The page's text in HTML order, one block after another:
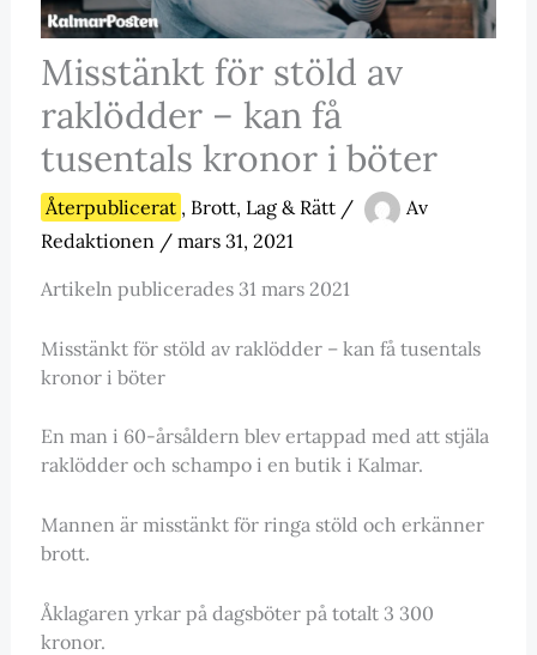
Misstänkt för stöld av
raklödder – kan få
tusentals kronor i böter
Återpublicerat , Brott, Lag & Rätt/
Av
Redaktionen / mars 31, 2021
Artikeln publicerades 31 mars 2021
Misstänkt för stöld av raklödder – kan få tusentals
kronor i böter
En man i 60-årsåldern blev ertappad med att stjäla
raklödder och schampo i en butik i Kalmar.
Mannen är misstänkt för ringa stöld och erkänner
brott.
Åklagaren yrkar på dagsböter på totalt 3 300
kronor.